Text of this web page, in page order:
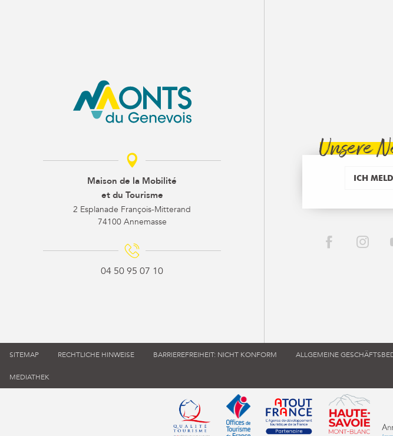
Maison de la Mobilité
et du Tourisme
2 Esplanade François-Mitterand
74100 Annemasse
04 50 95 07 10
Unsere
ICH
SITEMAP RECHTLICHE HINWEISE BARRIEREFREIHEIT: NICHT KONFORM ALLGEMEINE
MEDIATHEK
Qualité tourisme (s'ouvre dans une nouvelle fenêtre)
Office de tourisme de France
Atout France (s'ouvre dans